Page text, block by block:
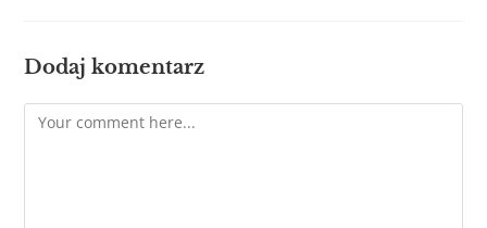
Dodaj komentarz